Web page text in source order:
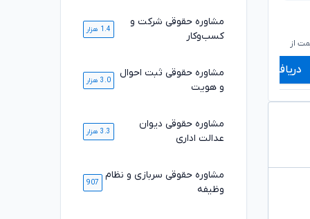
از
تومان
۵۹۸,۰۰۰تومان
دریافت مشاوره
۶۶۰,۰۰۰
۵۵۰,۰۰۰
دریافت مشاوره
مشاوره حقوقی شرکت و
کسب‌وکار
1.4 هزار
مشاوره حقوقی ثبت احوال
و هویت
3.0 هزار
مشاوره حقوقی دیوان
عدالت اداری
3.3 هزار
مشاوره حقوقی سربازی و نظام
وظیفه
907